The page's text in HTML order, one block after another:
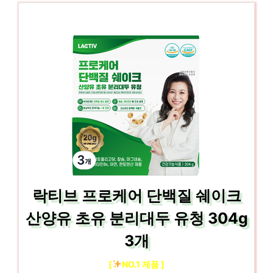
락티브 프로케어 단백질 쉐이크
산양유 초유 분리대두 유청 304g
3개
[ NO.1 제품 ]